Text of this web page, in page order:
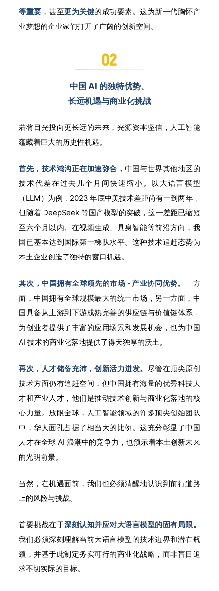
等重要 ，甚至更为关键的成功要素。这为新一代胸怀产
业梦想的企业家们打开了广阔的创新空间。
中国 AI 的独特优势、
长远机遇与商业化挑战
若将目光投向更长远的未来，光源资本坚信，人工智能
蕴藏着巨大的历史性机遇。
首先，技术鸿沟正在加速弥合，中国与世界其他地区的
技术代差在过去几个月间快速缩小。以大语言模型
（LLM）为例，2023 年底中美技术差距尚有一到两年，
但随着 DeepSeek 等国产模型的突破，这一差距已缩短
至六个月以内。在视频生成、具身智能等前沿方向，我
国已基本达到国际第一梯队水平。这种技术追赶态势为
本土企业创造了独特的窗口机遇。
其次，中国拥有全球领先的市场 - 产业协同优势。一方
面，中国拥有全球规模最大的统一市场，另一方面，中
国具备从上游到下游成熟完善的供应链与价值链体系，
为创业者提供了丰富的应用场景和发展机会，也为中国
AI 技术的商业化落地提供了得天独厚的沃土。
再次，人才储备充沛，创新活力迸发。 尽管在顶尖原创
技术方面仍有追赶空间，但中国拥有海量的优秀科技人
才和产业人才，他们是推动技术创新与商业化落地的核
心力量。放眼全球，人工智能领域的许多顶尖创始团队
中，华人面孔占据了相当大的比例。这充分彰显了中国
人才在全球 AI 浪潮中的竞争力，也预示着本土创新未来
的光明前景。
当然，在机遇面前，我们也必须清醒地认识到前行道路
上的风险与挑战。
首要挑战在于深刻认知并应对大语言模型的固有局限。
我们必须深刻理解当前大语言模型的技术边界和潜在瓶
颈，并基于此制定务实可行的商业化战略，而非盲目追
求不切实际的目标。